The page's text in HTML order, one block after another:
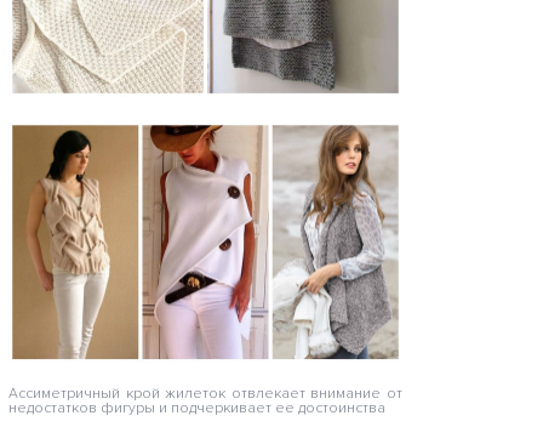
Ассиметричный крой жилеток отвлекает внимание от
недостатков фигуры и подчеркивает ее достоинства